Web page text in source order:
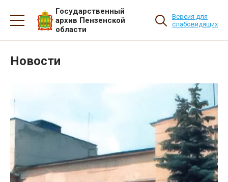
Государственный
архив Пензенской
области
Версия для
слабовидящих
Новости